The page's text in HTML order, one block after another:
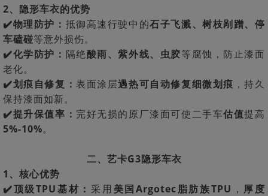
2、隐形车衣的优势
✔️物理防护： 抵御高速行驶中的石子飞溅、树枝剐蹭、停
车磕碰等意外损伤。
✔️化学防护： 隔绝酸雨、紫外线、虫胶等腐蚀，防止漆面
老化。
✔️划痕自修复：表面涂层遇热可自动修复细微划痕 ，持久
保持漆面如新。
✔️提升保值率： 完好无损的原厂漆面可使二手车估值提高
5%-10%。
二、艺卡G3隐形车衣
1、核心优势
✔️顶级TPU基材：采用 美国Argotec脂肪族TPU ， 厚度